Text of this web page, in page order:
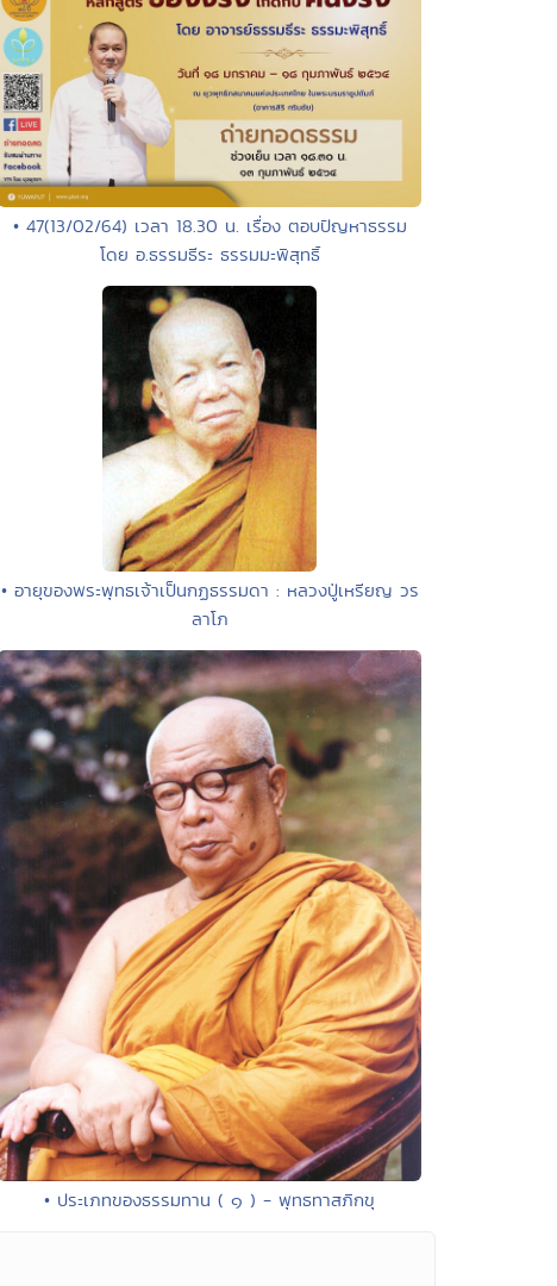
• 47(13/02/64) เวลา 18.30 น. เรื่อง ตอบปัญหาธรรม
โดย อ.ธรรมธีระ ธรรมมะพิสุทธิ์
• อายุของพระพุทธเจ้าเป็นกฏธรรมดา : หลวงปู่เหรียญ วร
ลาโภ
• ประเภทของธรรมทาน ( ๑ ) - พุทธทาสภิกขุ